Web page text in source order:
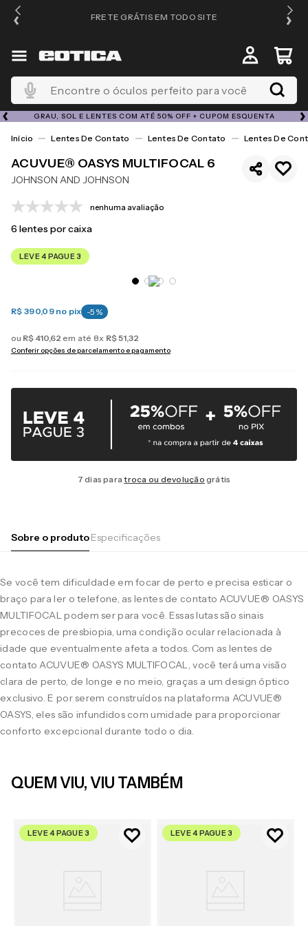
FRETE GRÁTIS EM TODO SITE
Encontre o óculos perfeito para você
GRAU, SOL E LENTES COM ATÉ 50% OFF + CUPOM ESQUENTA
Lentes De Contato Lentes De Contato Lentes De
ACUVUE® OASYS MULTIFOCAL 6
JOHNSON AND JOHNSON
nenhuma avaliação
6 lentes por caixa
LEVE 4 PAGUE 3
R$ 390,09 no pix -5 %
ou R$ 410,62 em até 8x R$51,32
Conferir opções de parcelamento e pagamento
7 dias paratroca ou devolução grátis
Sobre o produtoEspecificações
Se você tem dificuldade em focar de perto e precisa esticar o
braço para ler o telefone, as lentes de contato ACUVUE® OASYS
MULTIFOCAL podem ser para você. Essas lutas são sinais
precoces de presbiopia, uma condição ocular relacionada à
idade que eventualmente afeta a todos. Com as lentes de
contato ACUVUE® OASYS MULTIFOCAL, você terá uma visão
clara de perto, de longe e no meio, graças a um design óptico
exclusivo. E por serem construídos na plataforma ACUVUE®
OASYS, eles são infundidos com umidade para proporcionar
conforto excepcional durante todo o dia.
QUEM VIU, VIU TAMBÉM
LEVE 4 PAGUE 3 LEVE 4 PAGUE 3